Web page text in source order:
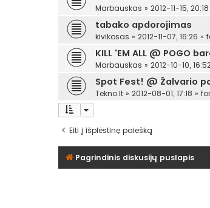
Marbauskas » 2012-11-15, 20:18
tabako apdorojimas
kivikosas » 2012-11-07, 16:26 »
KILL 'EM ALL @ POGO
Marbauskas » 2012-10-10,
Spot Fest! @ Žalvario
Tekno.lt » 2012-08-01, 17:18 »
Eiti į išplėstinę paiešką
Pagrindinis diskusijų puslapis